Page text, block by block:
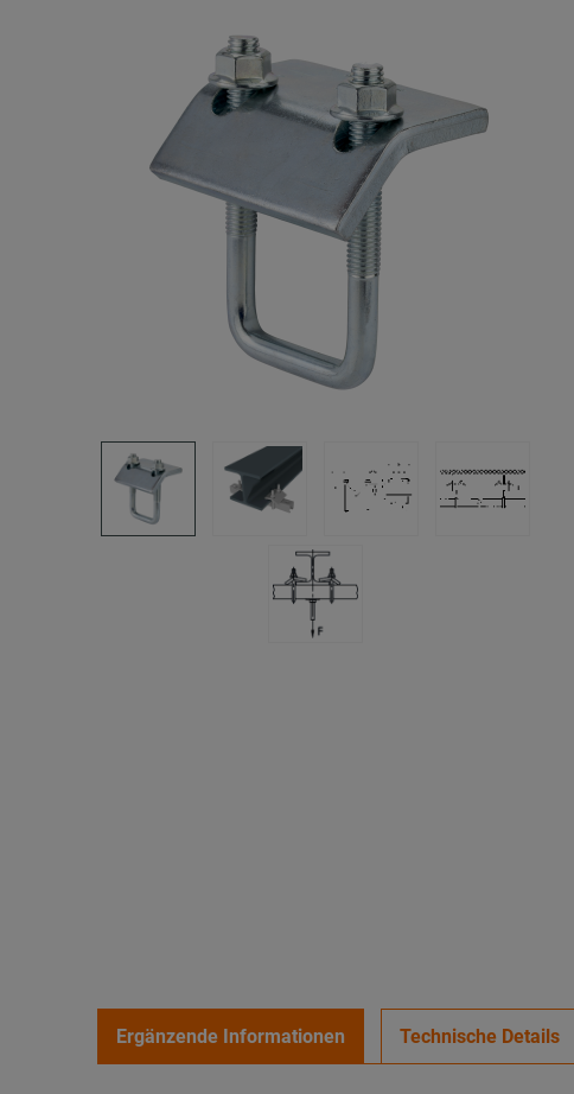
Ergänzende Informationen Technische Details